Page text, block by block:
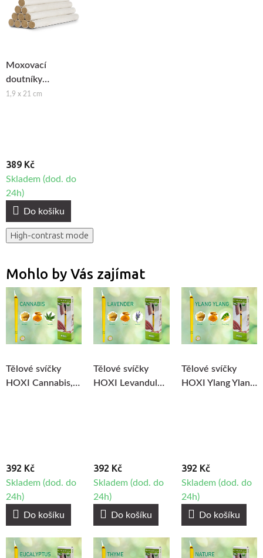
Moxovací
doutníky
NonDolens®
1,9 x 21 cm
389 Kč
Skladem (dod. do
24h)
Do košíku
High-contrast mode
Mohlo by Vás zajímat
Tělové svíčky
HOXI Cannabis,
392 Kč
Skladem (dod. do
24h)
Do košíku
Tělové svíčky
HOXI Levandule,
392 Kč
Skladem (dod. do
24h)
Do košíku
Tělové svíčky
HOXI Ylang Ylang,
392 Kč
Skladem (dod. do
24h)
Do košíku